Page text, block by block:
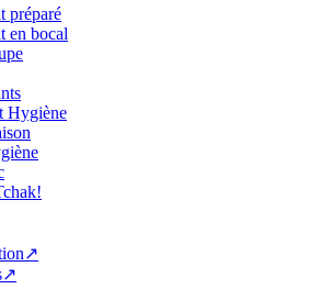
préparé
en bocal
Hygiène